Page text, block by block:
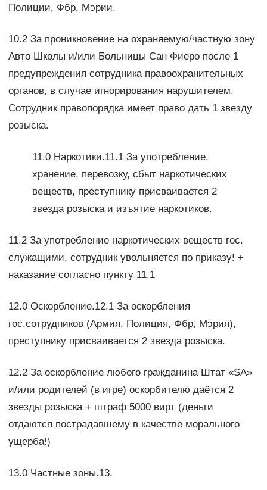
Полиции, Фбр, Мэрии.
10.2 За проникновение на охраняемую/частную зону
Авто Школы и/или Больницы Сан Фиеро после 1
предупреждения сотрудника правоохранительных
органов, в случае игнорирования нарушителем.
Сотрудник правопорядка имеет право дать 1 звезду
розыска.
11.0 Наркотики.11.1 За употребление,
хранение, перевозку, сбыт наркотических
веществ, преступнику присваивается 2
звезда розыска и изъятие наркотиков.
11.2 За употребление наркотических веществ гос.
служащими, сотрудник увольняется по приказу! +
наказание согласно пункту 11.1
12.0 Оскорбление.12.1 За оскорбления
гос.сотрудников (Армия, Полиция, Фбр, Мэрия),
преступнику присваивается 2 звезда розыска.
12.2 За оскорбление любого гражданина Штат «SA»
и/или родителей (в игре) оскорбителю даётся 2
звезды розыска + штраф 5000 вирт (деньги
отдаются пострадавшему в качестве морального
ущерба!)
13.0 Частные зоны.13.